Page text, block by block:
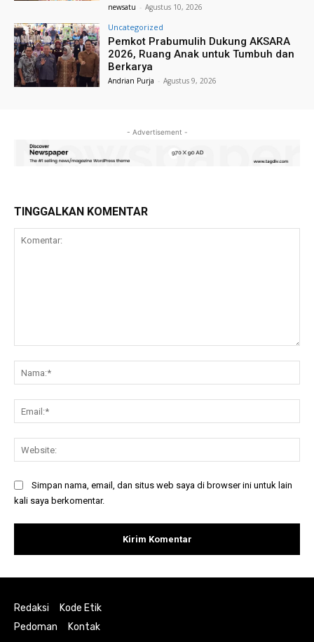
newsatu - Agustus 10, 2026
Uncategorized
Pemkot Prabumulih Dukung AKSARA
2026, Ruang Anak untuk Tumbuh dan
Berkarya
Andrian Purja - Agustus 9, 2026
- Advertisement -
TINGGALKAN KOMENTAR
Simpan nama, email, dan situs web saya di browser ini untuk lain
kali saya berkomentar.
Redaksi
Kode Etik
Pedoman
Kontak